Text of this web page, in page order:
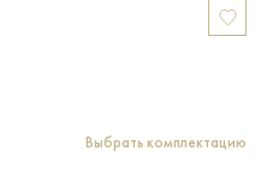
Выбрать комплектацию